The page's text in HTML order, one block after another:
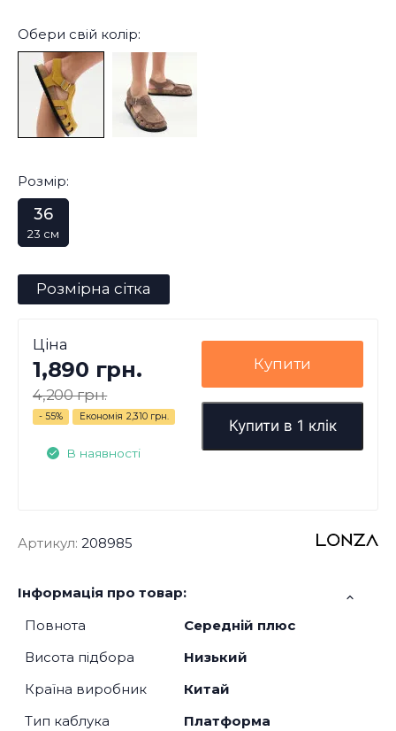
Обери свій колір:
Розмір:
36
23 см
Розмірна сітка
Ціна
1,890 грн.
4,200 грн.
- 55% Економія 2,310 грн.
В наявності
Купити
Купити в 1 клік
Артикул: 208985
Інформація про товар:
Повнота
Середній плюс
Висота підбора
Низький
Країна виробник
Китай
Тип каблука
Платформа